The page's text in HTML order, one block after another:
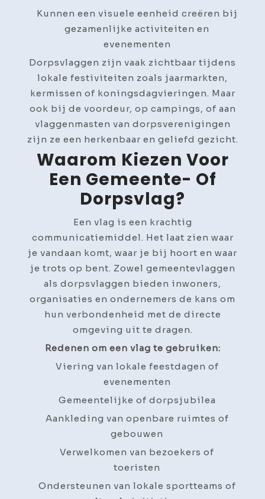
Kunnen een visuele eenheid creëren bij
gezamenlijke activiteiten en
evenementen
Dorpsvlaggen zijn vaak zichtbaar tijdens
lokale festiviteiten zoals jaarmarkten,
kermissen of koningsdagvieringen. Maar
ook bij de voordeur, op campings, of aan
vlaggenmasten van dorpsverenigingen
zijn ze een herkenbaar en geliefd gezicht.
Waarom Kiezen Voor
Een Gemeente- Of
Dorpsvlag?
Een vlag is een krachtig
communicatiemiddel. Het laat zien waar
je vandaan komt, waar je bij hoort en waar
je trots op bent. Zowel gemeentevlaggen
als dorpsvlaggen bieden inwoners,
organisaties en ondernemers de kans om
hun verbondenheid met de directe
omgeving uit te dragen.
Redenen om een vlag te gebruiken:
Viering van lokale feestdagen of
evenementen
Gemeentelijke of dorpsjubilea
Aankleding van openbare ruimtes of
gebouwen
Verwelkomen van bezoekers of
toeristen
Ondersteunen van lokale sportteams of